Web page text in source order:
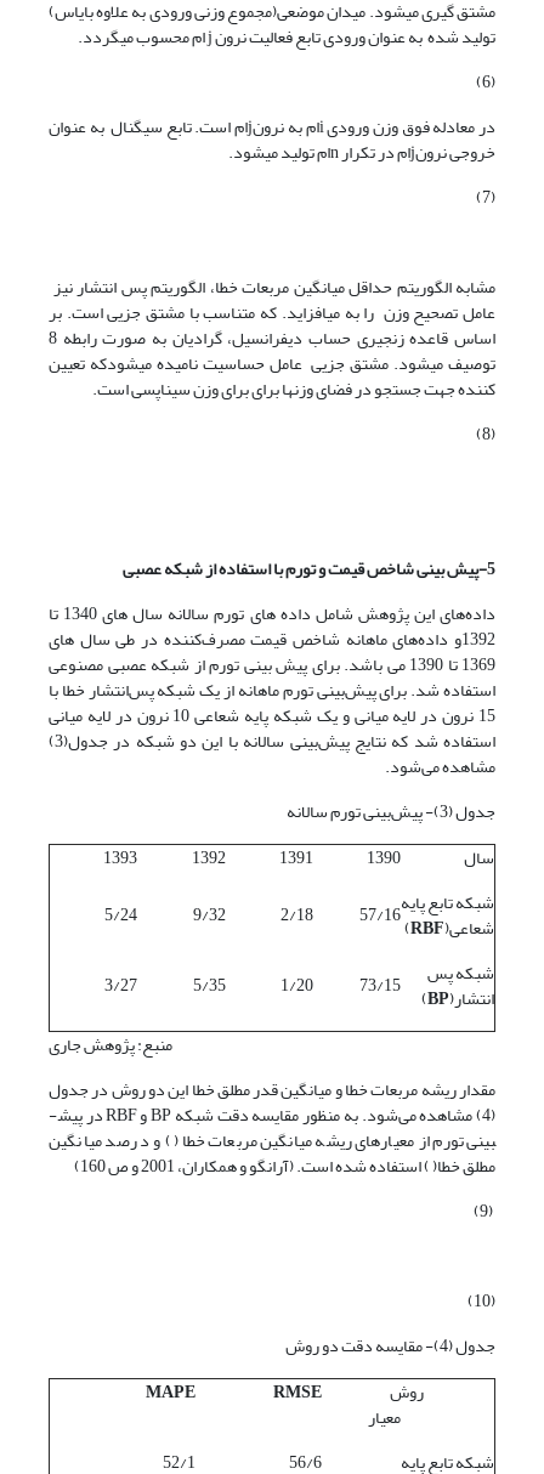
مشتق گیری می­شود. میدان موضعی(مجموع وزنی ورودی به علاوه بایاس)
تولید شده به عنوان ورودی تابع فعالیت نرون j ام محسوب می­گردد.
(6)
در معادله فوق وزن ورودی iام به نرونjام است. تابع سیگنال به عنوان
خروجی نرونjام در تکرار nام تولید می­شود.
(7)
مشابه الگوریتم حداقل میانگین مربعات خطا، الگوریتم پس انتشار نیز
عامل تصحیح وزن را به می­افزاید. که متناسب با مشتق جزیی است. بر
اساس قاعده زنجیری حساب دیفرانسیل، گرادیان به صورت رابطه 8
توصیف می­شود. مشتق جزیی عامل حساسیت نامیده می­شودکه تعیین
کننده جهت جستجو در فضای وزن­ها برای برای وزن سیناپسی است.
(8)
5-پیش بینی شاخص قیمت و تورم با استفاده از شبکه عصبی
داده‌های این پژوهش شامل داده های تورم سالانه سال های 1340 تا
1392و داده‌های ماهانه شاخص قیمت مصرف‌کننده در طی سال های
1369 تا 1390 می باشد. برای پیش بینی تورم از شبکه عصبی مصنوعی
استفاده شد. برای پیش‌بینی تورم ماهانه از یک شبکه پس‌انتشار خطا با
15 نرون در لایه میانی و یک شبکه پایه شعاعی 10 نرون در لایه میانی
استفاده شد که نتایج پیش‌بینی سالانه با این دو شبکه در جدول(3)
مشاهده می‌شود.
جدول (3)- پیش‌بینی تورم سالانه
سال
1390
1391
1392
1393
شبکه تابع پایه
شعاعی(RBF
)
57/16
2/18
9/32
5/24
شبکه پس
انتشار(BP
)
73/15
1/20
5/35
3/27
منبع: پژوهش جاری
مقدار ریشه مربعات خطا و میانگین قدر مطلق خطا این دو روش در جدول
(4) مشاهده می‌شود. به منظور مقایسه دقت شبکه BP و RBF در پیش­
بینی تورم از معیارهای ریشه میانگین مربعات خطا ( ) و درصد میانگین
مطلق خطا( ) استفاده شده است. (آرانگو و همکاران، 2001 و ص 160)
(9)
(10)
جدول (4)- مقایسه دقت دو روش
روش
معیار
RMSE
MAPE
شبکه تابع پایه 56/6
52/1